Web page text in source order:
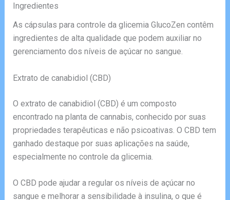
Ingredientes
As cápsulas para controle da glicemia GlucoZen contêm
ingredientes de alta qualidade que podem auxiliar no
gerenciamento dos níveis de açúcar no sangue.
Extrato de canabidiol (CBD)
O extrato de canabidiol (CBD) é um composto
encontrado na planta de cannabis, conhecido por suas
propriedades terapêuticas e não psicoativas. O CBD tem
ganhado destaque por suas aplicações na saúde,
especialmente no controle da glicemia.
O CBD pode ajudar a regular os níveis de açúcar no
sangue e melhorar a sensibilidade à insulina, o que é